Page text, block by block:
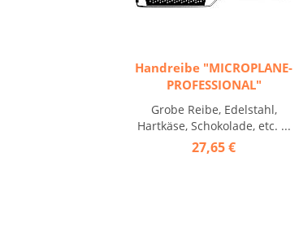
Handreibe "MICROPLANE-
PROFESSIONAL"
Grobe Reibe, Edelstahl,
Hartkäse, Schokolade, etc. ...
27,65 €